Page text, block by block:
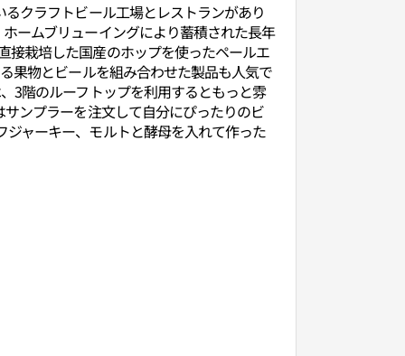
クラフトビール工場とレストランがあり
ームブリューイングにより蓄積された長年
接栽培した国産のホップを使ったペールエ
果物とビールを組み合わせた製品も人気で
3階のルーフトップを利用するともっと雰
ンプラーを注文して自分にぴったりのビ
ャーキー、モルトと酵母を入れて作った